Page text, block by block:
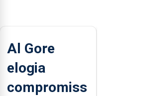
Al Gore
elogia
compromiss